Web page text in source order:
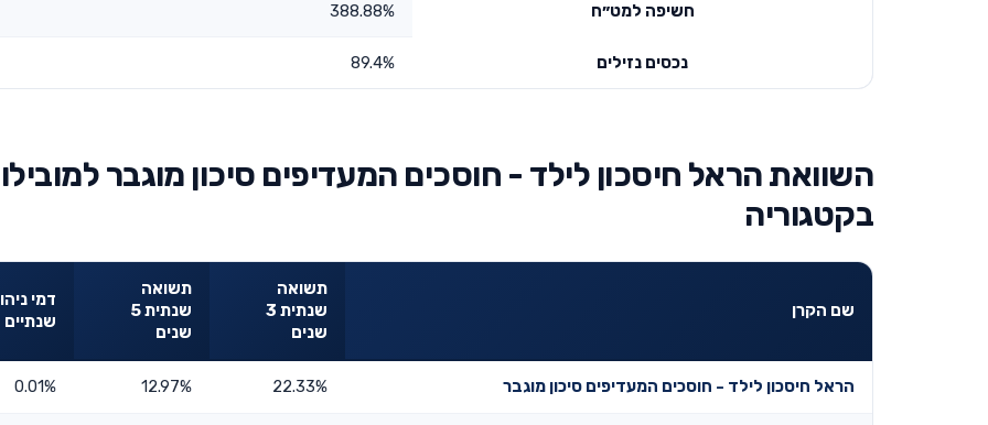
חשיפה למט״ח 388.88%
נכסים נזילים 89.4%
השוואת הראל חיסכון לילד - חוסכים המעדיפים סיכון מוגבר
בקטגוריה
שם הקרן
תשואה
שנתית 3
שנים
תשואה
שנתית 5
שנים
דמי
שנתיים
הראל חיסכון לילד - חוסכים המעדיפים סיכון מוגבר 22.33%
12.97%
0.01%